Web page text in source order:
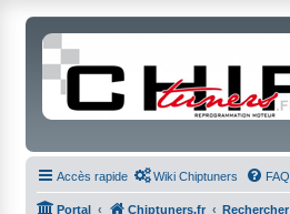
Accès rapide Wiki Chiptuners FAQ
Portal Chiptuners.fr Rechercher